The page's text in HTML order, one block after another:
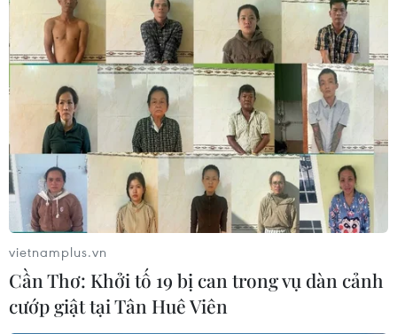
Xây dựng và phát triển Việt
Nam trở thành quốc gia
biển mạnh
07/08/2026 22:30
Ngân hàng Trung ương
Trung Quốc mua thêm 20
tấn vàng trong tháng 7
07/08/2026 15:21
Xem thêm
CƠ QUAN CHỦ QUẢN: THÔNG TẤN XÃ VIỆT NAM
vietnamplus.vn
Cần Thơ: Khởi tố 19 bị can trong vụ dàn cảnh
cướp giật tại Tân Huê Viên